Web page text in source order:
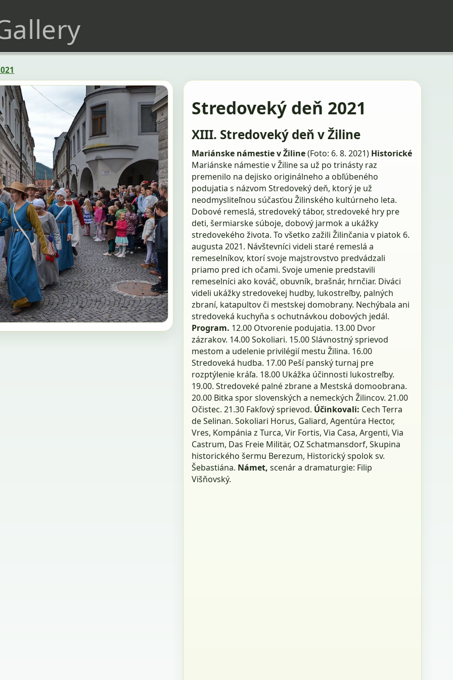
Stredoveký deň 2021
XIII. Stredoveký deň v Žiline
Mariánske námestie v Žiline(Foto: 6. 8. 2021) Historické
Mariánske námestie v Žiline sa už po trinásty raz
premenilo na dejisko originálneho a obľúbeného
podujatia s názvom Stredoveký deň, ktorý je už
neodmysliteľnou súčasťou Žilinského kultúrneho leta.
Dobové remeslá, stredoveký tábor, stredoveké hry pre
deti, šermiarske súboje, dobový jarmok a ukážky
stredovekého života. To všetko zažili Žilinčania v piatok 6.
augusta 2021. Návštevníci videli staré remeslá a
remeselníkov, ktorí svoje majstrovstvo predvádzali
priamo pred ich očami. Svoje umenie predstavili
remeselníci ako kováč, obuvník, brašnár, hrnčiar. Diváci
videli ukážky stredovekej hudby, lukostreľby, palných
zbraní, katapultov či mestskej domobrany. Nechýbala ani
stredoveká kuchyňa s ochutnávkou dobových jedál.
Program. 12.00 Otvorenie podujatia. 13.00 Dvor
zázrakov. 14.00 Sokoliari. 15.00 Slávnostný sprievod
mestom a udelenie privilégií mestu Žilina. 16.00
Stredoveká hudba. 17.00 Peší panský turnaj pre
rozptýlenie kráľa. 18.00 Ukážka účinnosti lukostreľby.
19.00. Stredoveké palné zbrane a Mestská domoobrana.
20.00 Bitka spor slovenských a nemeckých Žilincov. 21.00
Očistec. 21.30 Fakľový sprievod. Účinkovali: Cech Terra
de Selinan. Sokoliari Horus, Galiard, Agentúra Hector,
Vres, Kompánia z Turca, Vir Fortis, Via Casa, Argenti, Via
Castrum, Das Freie Militär, OZ Schatmansdorf, Skupina
historického šermu Berezum, Historický spolok sv.
Šebastiána. Námet, scenár a dramaturgie: Filip
Višňovský.